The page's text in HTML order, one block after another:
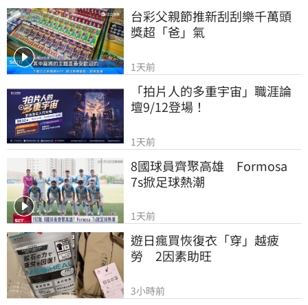
台彩父親節推新刮刮樂千萬頭
獎超「爸」氣
1天前
「拍片人的多重宇宙」職涯論
壇9/12登場！
1天前
8國球員齊聚高雄　Formosa
7s掀足球熱潮
1天前
遊日瘋買恢復衣「穿」越疲
勞　2因素助旺
3小時前